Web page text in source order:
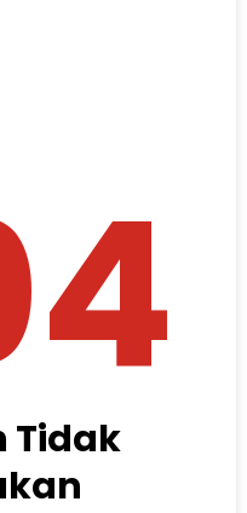
Tidak